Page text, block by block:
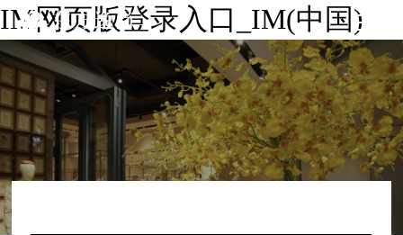
IM网页版登录入口_IM(中国)